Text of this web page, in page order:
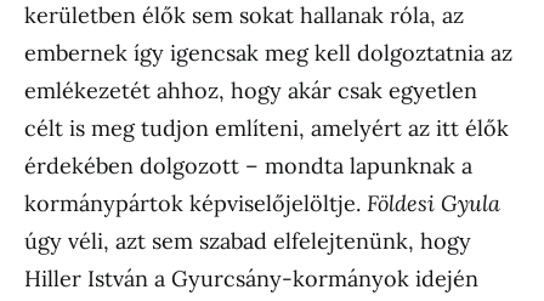
kerületben élők sem sokat hallanak róla, az
embernek így igencsak meg kell dolgoztatnia az
emlékezetét ahhoz, hogy akár csak egyetlen
célt is meg tudjon említeni, amelyért az itt élők
érdekében dolgozott – mondta lapunknak a
kormánypártok képviselőjelöltje. Földesi Gyula
úgy véli, azt sem szabad elfelejtenünk, hogy
Hiller István a Gyurcsány-kormányok idején